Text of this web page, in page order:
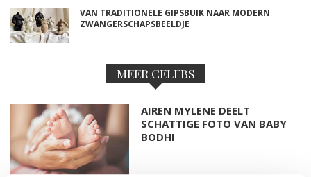
VAN TRADITIONELE GIPSBUIK NAAR MODERN
ZWANGERSCHAPSBEELDJE
MEER CELEBS
AIREN MYLENE DEELT
SCHATTIGE FOTO VAN BABY
BODHI